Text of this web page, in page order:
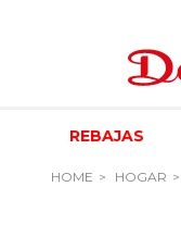
REBAJAS
HOME HOGAR